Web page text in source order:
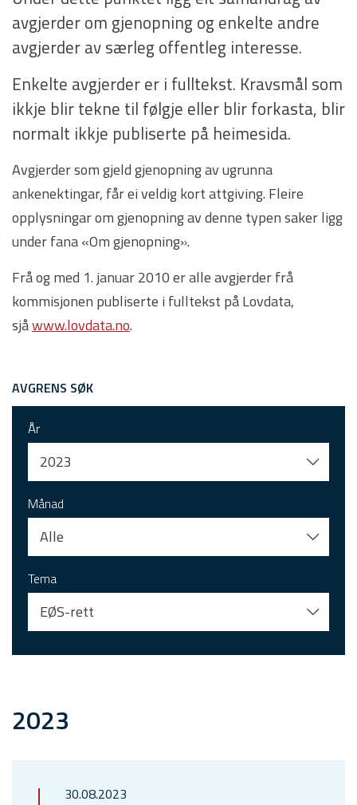
avgjerder om gjenopning og enkelte andre
avgjerder av særleg offentleg interesse.
Enkelte avgjerder er i fulltekst. Kravsmål som
ikkje blir tekne til følgje eller blir forkasta, blir
normalt ikkje publiserte på heimesida.
Avgjerder som gjeld gjenopning av ugrunna
ankenektingar, får ei veldig kort attgiving. Fleire
opplysningar om gjenopning av denne typen saker ligg
under fana «Om gjenopning».
Frå og med 1. januar 2010 er alle avgjerder frå
kommisjonen publiserte i fulltekst på Lovdata,
sjåwww.lovdata.no.
AVGRENS SØK
År
2023
Månad
Alle
Tema
EØS-rett
2023
30.08.2023